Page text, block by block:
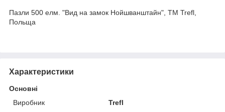
Пазли 500 елм. "Вид на замок Нойшванштайн", ТМ Trefl,
Польща
Характеристики
Основні
Виробник
Trefl